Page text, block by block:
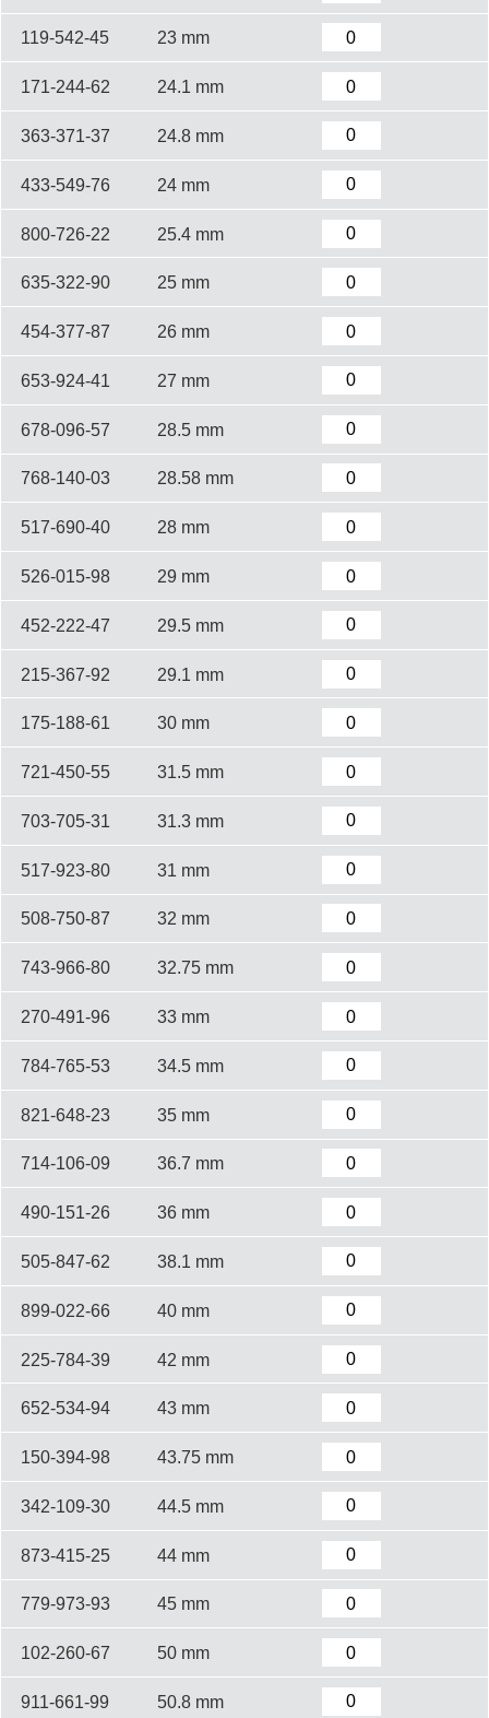
119-542-45 23 mm
171-244-62 24.1 mm
363-371-37 24.8 mm
433-549-76 24 mm
800-726-22 25.4 mm
635-322-90 25 mm
454-377-87 26 mm
653-924-41 27 mm
678-096-57 28.5 mm
768-140-03 28.58 mm
517-690-40 28 mm
526-015-98 29 mm
452-222-47 29.5 mm
215-367-92 29.1 mm
175-188-61 30 mm
721-450-55 31.5 mm
703-705-31 31.3 mm
517-923-80 31 mm
508-750-87 32 mm
743-966-80 32.75 mm
270-491-96 33 mm
784-765-53 34.5 mm
821-648-23 35 mm
714-106-09 36.7 mm
490-151-26 36 mm
505-847-62 38.1 mm
899-022-66 40 mm
225-784-39 42 mm
652-534-94 43 mm
150-394-98 43.75 mm
342-109-30 44.5 mm
873-415-25 44 mm
779-973-93 45 mm
102-260-67 50 mm
911-661-99 50.8 mm